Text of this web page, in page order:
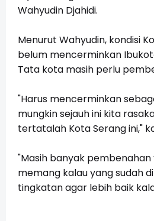
Wahyudin Djahidi.
Menurut Wahyudin, kondisi
belum mencerminkan
Tata kota masih perlu
"Harus mencerminkan
mungkin sejauh ini kita
tertatalah Kota Serang ini,"
"Masih banyak
memang kalau yang sudah
tingkatan agar lebih baik